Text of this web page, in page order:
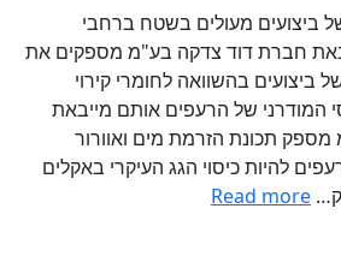
גגות
ביצועים מעולים בשטח ברחבי
חברת דוד צדקה בע"מ מספקים את
ביצועים בהשוואה לחומרי קירוי
המודרני של הרעפים אותם מייבאת
תכונת הזרמת מים ואוורור
להיות כיסוי הגג העיקרי באקלים
Read more